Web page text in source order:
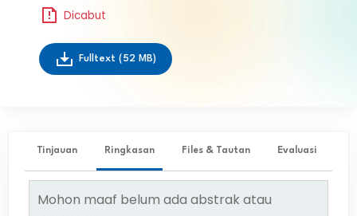
Dicabut
Fulltext (52 MB)
Tinjauan Ringkasan Files & Tautan Evaluasi
Mohon maaf belum ada abstrak atau